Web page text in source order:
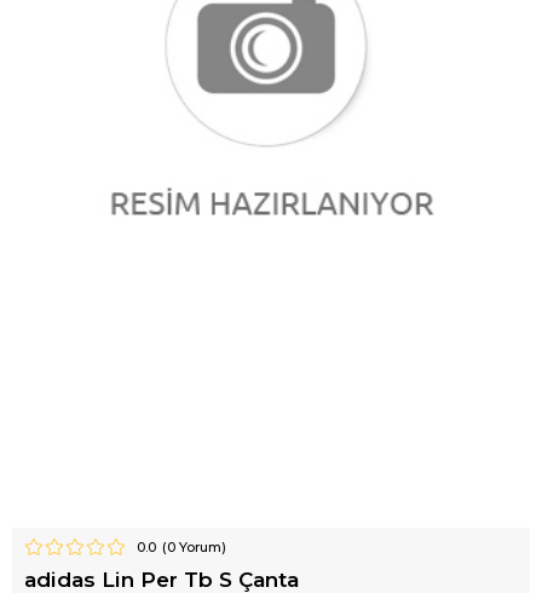
0.0 (0Yorum)
adidas Lin Per Tb S Çanta